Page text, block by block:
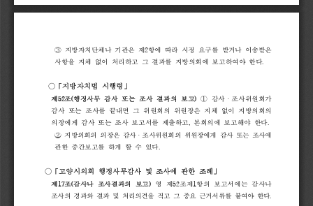
③ 지방자치단체나 기관은 제2항에 따라 시정 요구를 받거나 이송받은
사항을 지체 없이 처리하고 그 결과를 지방의회에 보고하여야 한다.
○ 「지방자치법 시행령 」
제52조(행정사무 감사 또는 조사 결과의 보고) ①
감사ᆞ조사위원회가
감사 또는 조사를 끝내면 그 위원회의 위원장은 지체 없이
지방의회의
의장에게 감사 또는 조사 보고서를 제출하고 본회의에 보고해야 한다.
② 지방의회의 의장은 감사ᆞ조사위원회의 위원장에게 감사 또는 조사에
관한 중간보고를 하게 할 수 있다.
○ 「고양시의회 행정사무감사 및 조사에 관한 조례 」
제17조(감사나 조사결과의 보고) 영 제52조제 1항의 보고서에는 감사나
조사의 경과와 결과 및 처리의견을 적고 그 중요 근거서류를 붙여야 한다.